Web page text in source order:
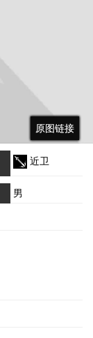
原图链接
原图链接
原图链接
近卫
男